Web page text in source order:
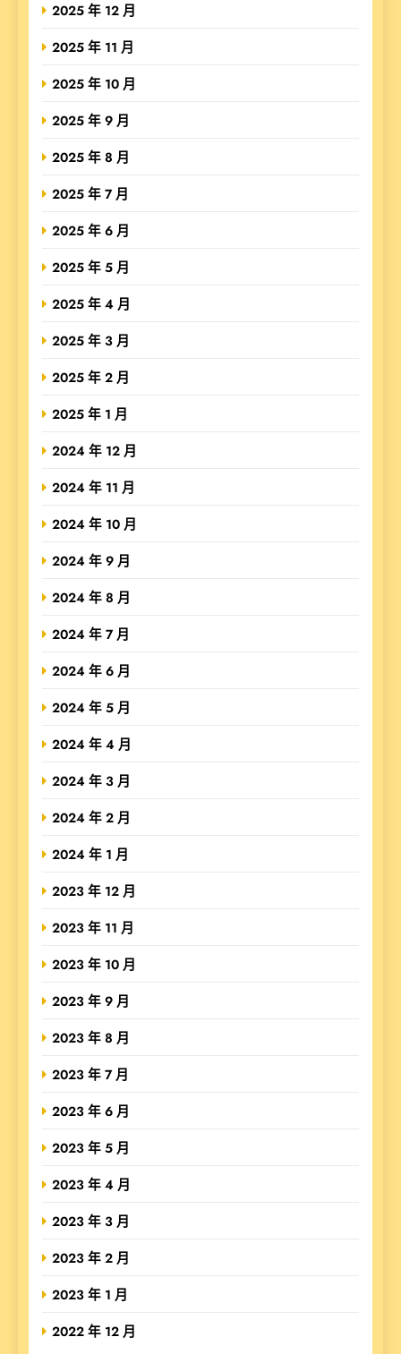
2025 年 12 月
2025 年 11 月
2025 年 10 月
2025 年 9 月
2025 年 8 月
2025 年 7 月
2025 年 6 月
2025 年 5 月
2025 年 4 月
2025 年 3 月
2025 年 2 月
2025 年 1 月
2024 年 12 月
2024 年 11 月
2024 年 10 月
2024 年 9 月
2024 年 8 月
2024 年 7 月
2024 年 6 月
2024 年 5 月
2024 年 4 月
2024 年 3 月
2024 年 2 月
2024 年 1 月
2023 年 12 月
2023 年 11 月
2023 年 10 月
2023 年 9 月
2023 年 8 月
2023 年 7 月
2023 年 6 月
2023 年 5 月
2023 年 4 月
2023 年 3 月
2023 年 2 月
2023 年 1 月
2022 年 12 月